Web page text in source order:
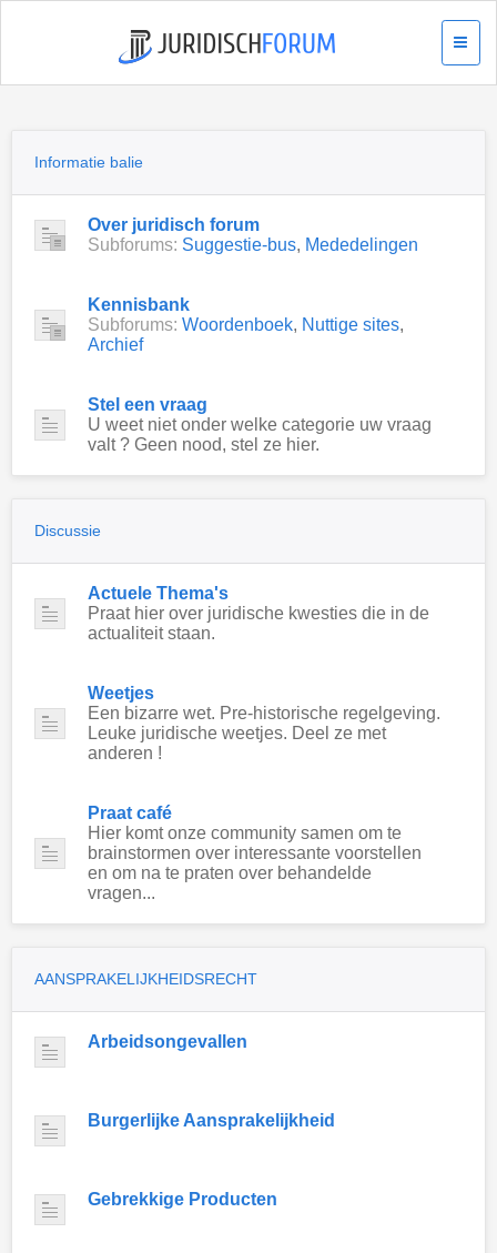
Informatie balie
Over juridisch forum
Subforums: Suggestie-bus, Mededelingen
Kennisbank
Subforums: Woordenboek, Nuttige sites,
Archief
Stel een vraag
U weet niet onder welke categorie uw vraag
valt ? Geen nood, stel ze hier.
Discussie
Actuele Thema's
Praat hier over juridische kwesties die in de
actualiteit staan.
Weetjes
Een bizarre wet. Pre-historische regelgeving.
Leuke juridische weetjes. Deel ze met
anderen !
Praat café
Hier komt onze community samen om te
brainstormen over interessante voorstellen
en om na te praten over behandelde
vragen...
AANSPRAKELIJKHEIDSRECHT
Arbeidsongevallen
Burgerlijke Aansprakelijkheid
Gebrekkige Producten